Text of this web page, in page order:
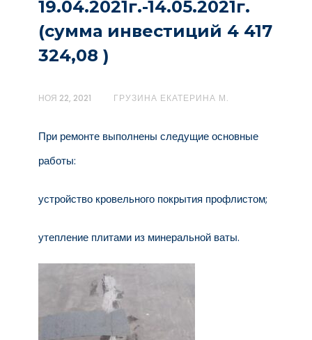
19.04.2021г.-14.05.2021г.
(сумма инвестиций 4 417
324,08 )
НОЯ 22, 2021 ГРУЗИНА ЕКАТЕРИНА М.
При ремонте выполнены следущие основные
работы:
устройство кровельного покрытия профлистом;
утепление плитами из минеральной ваты.